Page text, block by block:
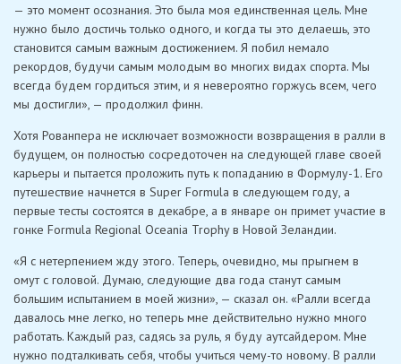
— это момент осознания. Это была моя единственная цель. Мне
нужно было достичь только одного, и когда ты это делаешь, это
становится самым важным достижением. Я побил немало
рекордов, будучи самым молодым во многих видах спорта. Мы
всегда будем гордиться этим, и я невероятно горжусь всем, чего
мы достигли», — продолжил финн.
Хотя Рованпера не исключает возможности возвращения в ралли в
будущем, он полностью сосредоточен на следующей главе своей
карьеры и пытается проложить путь к попаданию в Формулу-1. Его
путешествие начнется в Super Formula в следующем году, а
первые тесты состоятся в декабре, а в январе он примет участие в
гонке Formula Regional Oceania Trophy в Новой Зеландии.
«Я с нетерпением жду этого. Теперь, очевидно, мы прыгнем в
омут с головой. Думаю, следующие два года станут самым
большим испытанием в моей жизни», — сказал он. «Ралли всегда
давалось мне легко, но теперь мне действительно нужно много
работать. Каждый раз, садясь за руль, я буду аутсайдером. Мне
нужно подталкивать себя, чтобы учиться чему-то новому. В ралли